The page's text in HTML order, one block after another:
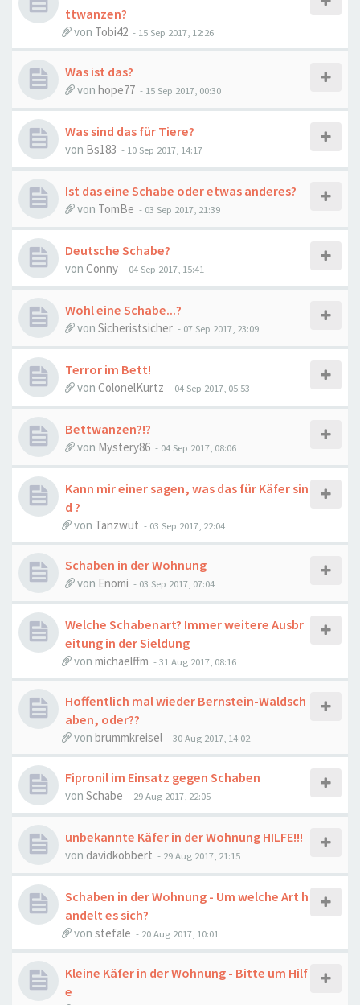
ttwanzen?
von Tobi42 - 15 Sep 2017, 12:26
Was ist das?
von hope77 - 15 Sep 2017, 00:30
Was sind das für Tiere?
von Bs183 - 10 Sep 2017, 14:17
Ist das eine Schabe oder etwas anderes?
von TomBe - 03 Sep 2017, 21:39
Deutsche Schabe?
von Conny - 04 Sep 2017, 15:41
Wohl eine Schabe...?
von Sicheristsicher - 07 Sep 2017, 23:09
Terror im Bett!
von ColonelKurtz - 04 Sep 2017, 05:53
Bettwanzen?!?
von Mystery86 - 04 Sep 2017, 08:06
Kann mir einer sagen, was das für Käfer sin
d ?
von Tanzwut - 03 Sep 2017, 22:04
Schaben in der Wohnung
von Enomi - 03 Sep 2017, 07:04
Welche Schabenart? Immer weitere Ausbr
eitung in der Sieldung
von michaelffm -31 Aug 2017, 08:16
Hoffentlich mal wieder Bernstein-Waldsch
aben, oder??
von brummkreisel -30 Aug 2017, 14:02
Fipronil im Einsatz gegen Schaben
von Schabe - 29 Aug 2017, 22:05
unbekannte Käfer in der Wohnung HILFE!!!
von davidkobbert - 29 Aug 2017, 21:15
Schaben in der Wohnung - Um welche Art h
andelt es sich?
von stefale - 20 Aug 2017, 10:01
Kleine Käfer in der Wohnung - Bitte um Hilf
e